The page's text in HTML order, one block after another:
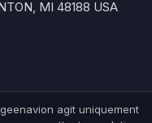
MI 48188 USA
agit uniquement